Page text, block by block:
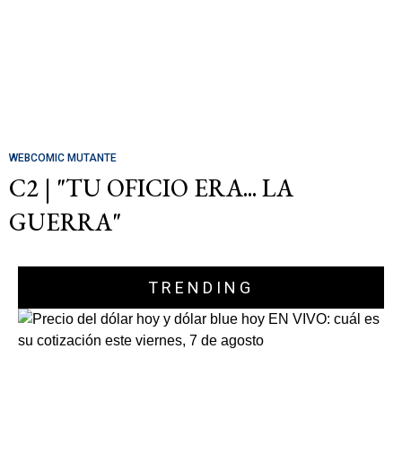
WEBCOMIC MUTANTE
C2 | "TU OFICIO ERA... LA
GUERRA"
TRENDING